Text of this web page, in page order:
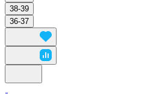
38-39
36-37